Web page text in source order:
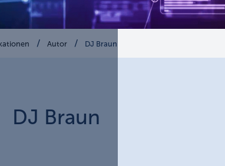
Autor DJ Braun
DJ Braun